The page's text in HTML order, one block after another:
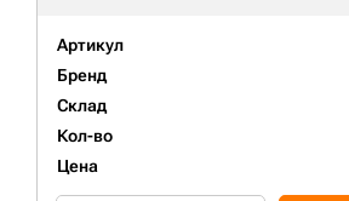
Артикул
Бренд
Склад
Кол-во
Цена